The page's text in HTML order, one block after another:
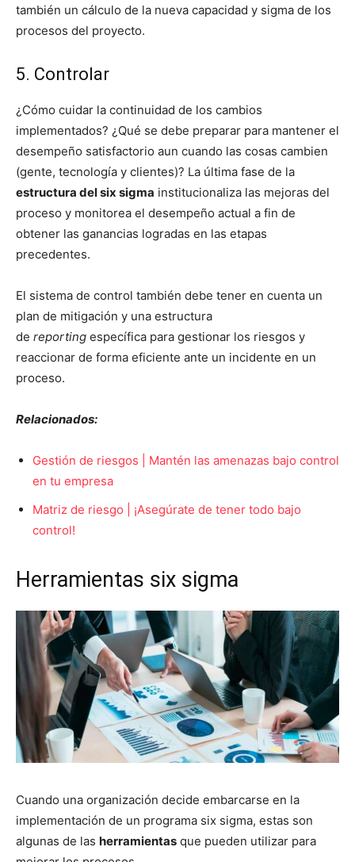
también un cálculo de la nueva capacidad y sigma de los
procesos del proyecto.
5. Controlar
¿Cómo cuidar la continuidad de los cambios
implementados? ¿Qué se debe preparar para mantener el
desempeño satisfactorio aun cuando las cosas cambien
(gente, tecnología y clientes)? La última fase de la
estructura del six sigma institucionaliza las mejoras del
proceso y monitorea el desempeño actual a fin de
obtener las ganancias logradas en las etapas
precedentes.
El sistema de control también debe tener en cuenta un
plan de mitigación y una estructura
de reporting específica para gestionar los riesgos y
reaccionar de forma eficiente ante un incidente en un
proceso.
Relacionados:
Gestión de riesgos | Mantén las amenazas bajo control
en tu empresa
Matriz de riesgo | ¡Asegúrate de tener todo bajo
control!
Herramientas six sigma
Cuando una organización decide embarcarse en la
implementación de un programa six sigma, estas son
algunas de las herramientas que pueden utilizar para